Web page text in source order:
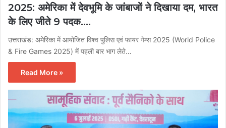
2025: अमेरिका में देवभूमि के जांबाजों ने दिखाया दम, भारत
के लिए जीते 9 पदक….
उत्तराखंड: अमेरिका में आयोजित विश्व पुलिस एवं फायर गेम्स 2025 (World Police
& Fire Games 2025) में पहली बार भाग लेते…
Read More »